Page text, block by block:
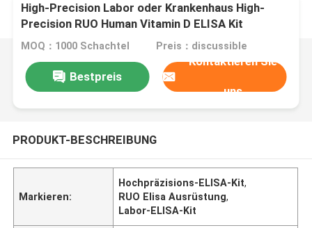
High-Precision Labor oder Krankenhaus High-
Precision RUO Human Vitamin D ELISA Kit
MOQ：1000 Schachtel Preis：discussible
Bestpreis
Kontaktieren Sie
uns
PRODUKT-BESCHREIBUNG
Markieren:
Hochpräzisions-ELISA-Kit,
RUO Elisa Ausrüstung,
Labor-ELISA-Kit